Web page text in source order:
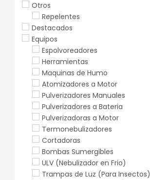
Otros
Repelentes
Destacados
Equipos
Espolvoreadores
Herramientas
Maquinas de Humo
Atomizadores a Motor
Pulverizadores Manuales
Pulverizadores a Bateria
Pulverizadoras a Motor
Termonebulizadores
Cortadoras
Bombas Sumergibles
ULV (Nebulizador en Frio)
Trampas de Luz (Para Insectos)